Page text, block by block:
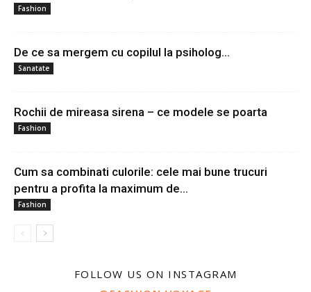
Fashion
De ce sa mergem cu copilul la psiholog…
Sanatate
Rochii de mireasa sirena – ce modele se poarta
Fashion
Cum sa combinati culorile: cele mai bune trucuri
pentru a profita la maximum de...
Fashion
FOLLOW US ON INSTAGRAM